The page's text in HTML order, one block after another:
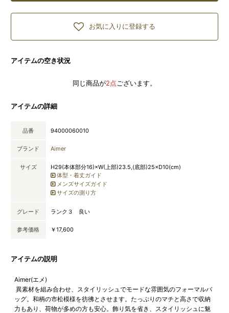
お気に入りに登録する
アイテムの空き状況
同じ商品が2点ございます。
アイテムの詳細
品番 94000060010
ブランド Aimer
サイズ
H29(本体部分16)×W(上部)23.5,(底部)25×D10(cm)
体型・着丈ガイド
メンズサイズガイド
サイズの測り方
グレード ランク３ 良い
参考価格 ￥17,600
アイテムの説明
Aimer(エメ)
異素材を組み合わせ、スタイリッシュでモードな雰囲気のフォーマルバ
ッグ。和柄の市松模様を彷彿とさせます。たっぷりのマチと高さで収納
力もあり、荷物が多めの方も安心。飾り気を省き、スタイリッシュに魅